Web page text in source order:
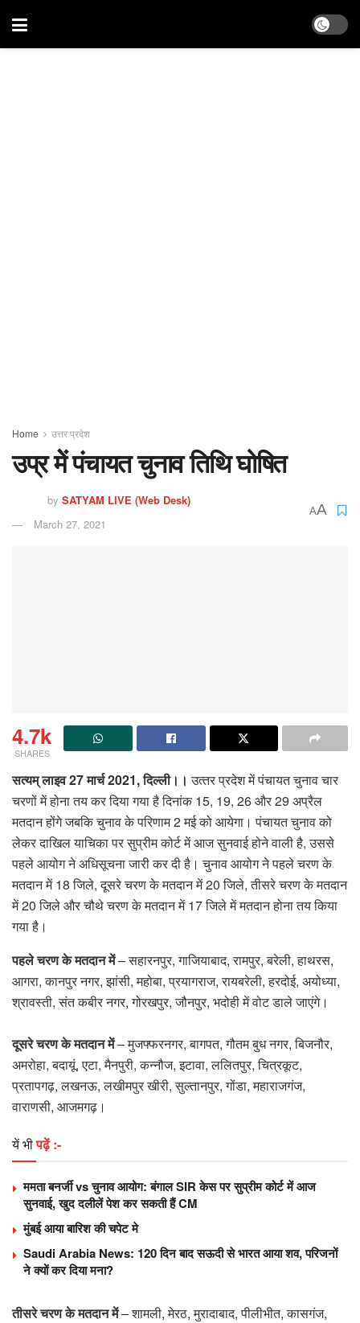
Home उत्तर प्रदेश
उप्र मेें पंचायत चुनाव तिथि घोषित
by SATYAM LIVE (Web Desk)
March 27, 2021
AA
4.7k
SHARES
सत्यम् लाइव 27 मार्च 2021, दिल्ली।। उत्‍तर प्रदेश में पंचायत चुनाव चार
चरणों में होना तय कर दिया गया है दिनांक 15, 19, 26 और 29 अप्रैल
मतदान होंगे जबकि चुनाव के परिणाम 2 मई को आयेगा। पंचायत चुनाव को
लेकर दाखिल याचिका पर सुप्रीम कोर्ट में आज सुनवाई होने वाली है, उससे
पहले आयोग ने अधिसूचना जारी कर दी है। चुनाव आयोग ने पहले चरण के
मतदान में 18 जिले, दूसरे चरण के मतदान में 20 जिले, तीसरे चरण के मतदान
में 20 जिले और चौथे चरण के मतदान में 17 जिले में मतदान होना तय किया
गया है।
पहले चरण के मतदान में– सहारनपुर, गाजियाबाद, रामपुर, बरेली, हाथरस,
आगरा, कानपुर नगर, झांसी, महोबा, प्रयागराज, रायबरेली, हरदोई, अयोध्या,
श्रावस्ती, संत कबीर नगर, गोरखपुर, जौनपुर, भदोही में वोट डाले जाएंगे।
दूसरे चरण के मतदान में– मुजफ्फरनगर, बागपत, गौतम बुध नगर, बिजनौर,
अमरोहा, बदायूं, एटा, मैनपुरी, कन्नौज, इटावा, ललितपुर, चित्रकूट,
प्रतापगढ़, लखनऊ, लखीमपुर खीरी, सुल्तानपुर, गोंडा, महाराजगंज,
वाराणसी, आजमगढ़।
यें भीपढ़ें :-
ममता बनर्जी vs चुनाव आयोग: बंगाल SIR केस पर सुप्रीम कोर्ट में आज
सुनवाई, खुद दलीलें पेश कर सकती हैं CM
मुंबई आया बारिश की चपेट मे
Saudi Arabia News: 120 दिन बाद सऊदी से भारत आया शव, परिजनों
ने क्यों कर दिया मना?
तीसरे चरण के मतदान में– शामली, मेरठ, मुरादाबाद, पीलीभीत, कासगंज,